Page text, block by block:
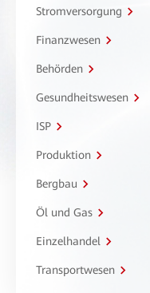
Stromversorgung
Finanzwesen
Behörden
Gesundheitswesen
ISP
Produktion
Bergbau
Öl und Gas
Einzelhandel
Transportwesen